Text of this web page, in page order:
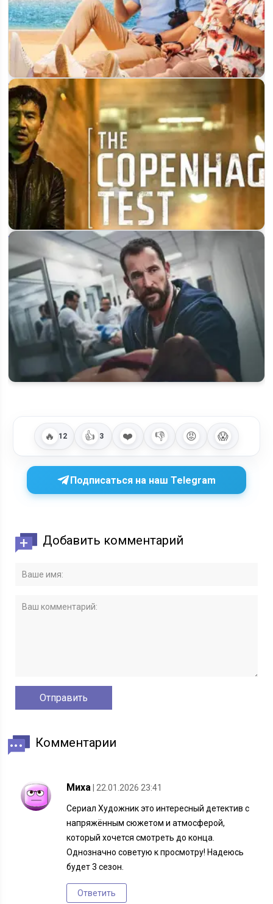
Когда выйдет 3 сезон «Солнце, море, два ствола» на СТС и
будет ли…
Копенгагенский тест: будет ли 2 сезон и когда он выйдет на
Peacock
🔥 12 👍 3 ❤️ 👎 😡 😱
Подписаться на наш Telegram
Добавить комментарий
Комментарии
Миха | 22.01.2026 23:41
Сериал Художник это интересный детектив с
напряжённым сюжетом и атмосферой,
который хочется смотреть до конца.
Однозначно советую к просмотру! Надеюсь
будет 3 сезон.
Ответить